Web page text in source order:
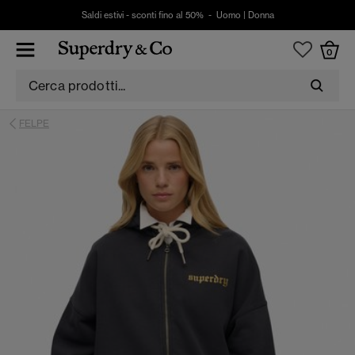
Saldi estivi - sconti fino al 50% - Uomo Donna
0
FELPE